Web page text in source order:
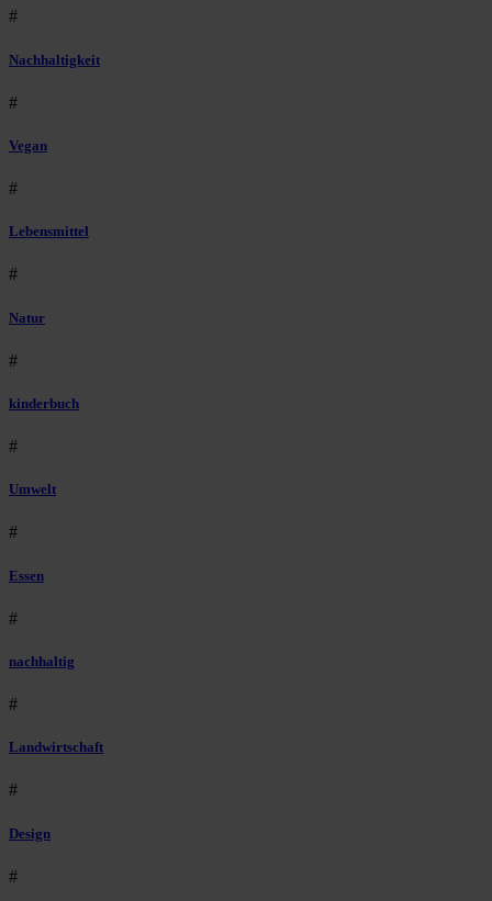
#
Nachhaltigkeit
#
Vegan
#
Lebensmittel
#
Natur
#
kinderbuch
#
Umwelt
#
Essen
#
nachhaltig
#
Landwirtschaft
#
Design
#